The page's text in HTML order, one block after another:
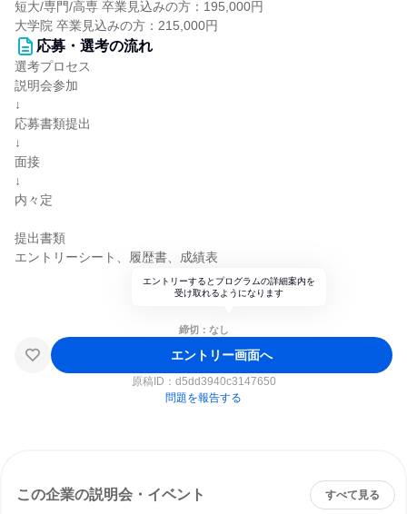
短大/専門/高専 卒業見込みの方：195,000円
大学院 卒業見込みの方：215,000円
応募・選考の流れ
選考プロセス
説明会参加
↓
応募書類提出
↓
面接
↓
内々定
提出書類
エントリーシート、履歴書、成績表
エントリーするとプログラムの詳細案内を
受け取れるようになります
締切：なし
エントリー画面へ
原稿ID： d5dd3940c3147650
問題を報告する
この企業の説明会・イベント すべて見る